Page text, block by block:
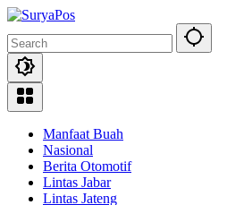
Skip
content
Manfaat Buah
Nasional
Berita Otomotif
Lintas Jabar
Lintas Jateng